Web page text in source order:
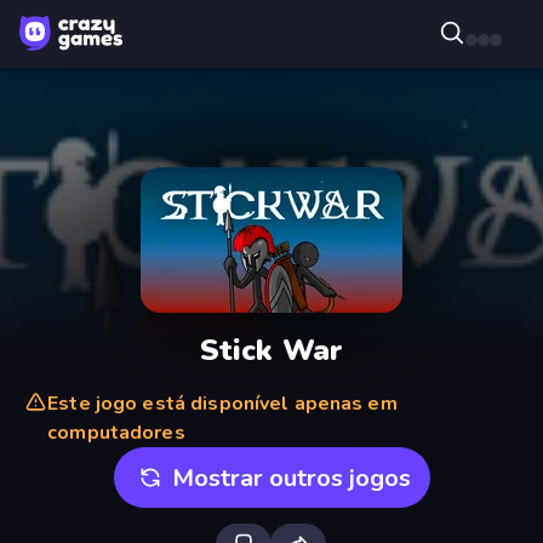
Stick War
Este jogo está disponível apenas em
computadores
Mostrar outros jogos